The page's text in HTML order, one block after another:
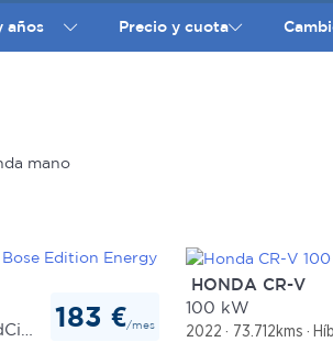
años Precio y cuota
mano
Scénic Bose Edition Energy dCi 110 eco2
183 €/mes
HONDA CR-V
100 kW
2022 73.712kms